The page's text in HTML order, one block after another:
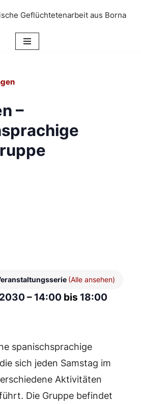
Geflüchtetenarbeit aus Borna
–
(Alle ansehen)
– 14:00 bis 18:00
spanischsprachige
sich jeden Samstag im
Aktivitäten
Die Gruppe befindet